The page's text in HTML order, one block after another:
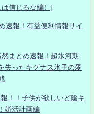
信じるな編）]
報！有益便利情報サイ
まとめ速報！超氷河期
失ったキグナス氷子の愛
！！子供が欲しいど陰キ
婚活計画編